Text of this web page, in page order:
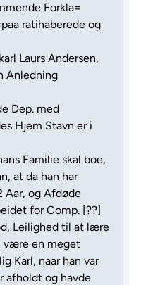
Forkla=
ratihaberede og
Laurs Andersen,
Anledning
Dep. med
Hjem Stavn er i
Familie skal boe,
at da han har
Aar, og Afdøde
for Comp. [??]
Leilighed til at lære
være en meget
Karl, naar han var
afholdt og havde